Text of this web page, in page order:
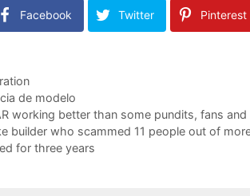
Facebook Twitter Pinterest
de modelo
working better than some pundits, fans
builder who scammed 11 people out of
for three years